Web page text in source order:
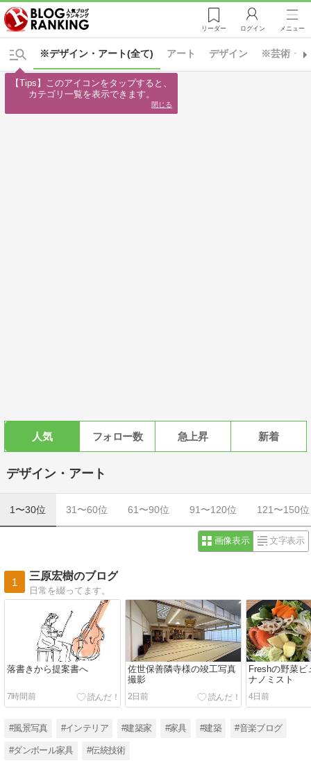
リーダー ログイン メニュー
※デザイン・アート(全て) ※芸術・人
アート デザイン
人気 フォロー数 急上昇 新着
デザイン・アート
1〜30位 31〜60位 61〜90位 91〜120位 121〜150位
画像表示 文字表示
1
三原宏樹のブログ
日常を綴ってます。
落書きから提案書へ
7時間前
佐世保善隣寺様の竣工写真
撮影
2日前
Freshの野菜ビ
ナノミスト
4日前
#風景写真 #インテリア #建築家 #家具 #建築 #音楽ブログ
#ダンボール家具 #伝統技術
【Tips】このアイコンをタップすると、
カテゴリ一覧を表示できます。
閉じる